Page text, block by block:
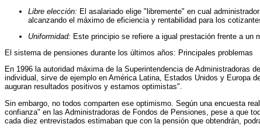
Libre elección: El asalariado elige "libremente" en cual
alcanzando el máximo de eficiencia y rentabilidad para los
Uniformidad: Este principio se refiere a igual prestación frente a un
El sistema de pensiones durante los últimos años: Principales problemas
En 1996 la autoridad máxima de la Superintendencia de Administradoras
individual, sirve de ejemplo en América Latina, Estados Unidos y Europa
auguran resultados positivos y estamos optimistas".
Sin embargo, no todos comparten ese optimismo. Según una encuesta
confianza" en las Administradoras de Fondos de Pensiones, pese a que
cada diez entrevistados estimaban que con la pensión que obtendrán,